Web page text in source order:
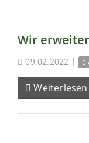
Wir
09.02.2022 |
Weiterlesen